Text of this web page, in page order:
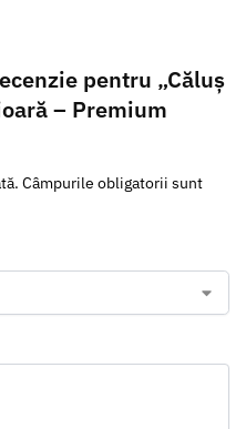
pentru „Căluș
– Premium
Câmpurile obligatorii sunt